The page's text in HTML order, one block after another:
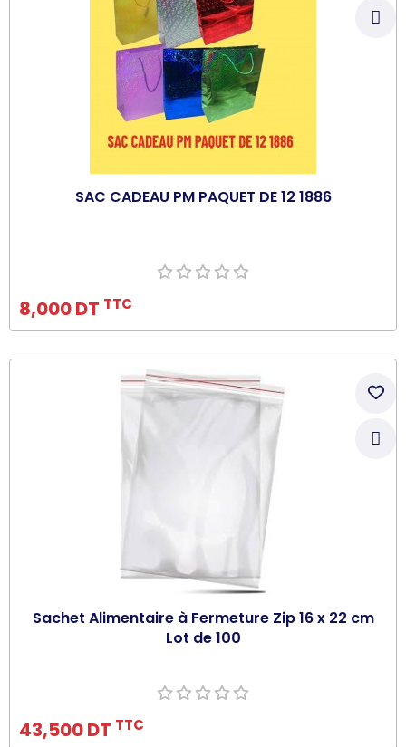
SAC CADEAU PM PAQUET DE 12 1886
8,000 DT TTC
Ajouter au panier
Sachet Alimentaire à Fermeture Zip 16 x 22 cm
Lot de 100
43,500 DT TTC
Ajouter au panier